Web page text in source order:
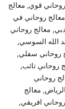
قوي, معالج
روحاني في
معالج روحاني
الله السوسي,
روحاني سفلي,
روحاني تائب,
روحاني
معالج
افريقي,